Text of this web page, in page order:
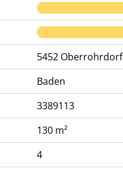
5452 Oberrohrdorf
Baden
3389113
130 m²
4